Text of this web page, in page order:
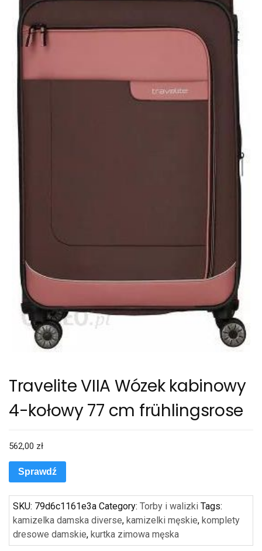
Travelite VIIA Wózek kabinowy
4-kołowy 77 cm frühlingsrose
562,00 zł
Sprawdź
SKU: 79d6c1161e3a Category: Torby i walizki Tags:
kamizelka damska diverse, kamizelki męskie, komplety
dresowe damskie, kurtka zimowa męska